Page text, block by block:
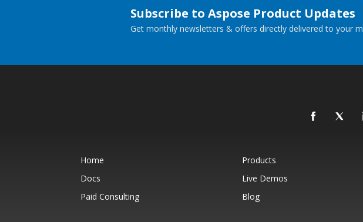
Subscribe to Aspose Product Updates
Get monthly newsletters & offers directly delivered to your
Home Products
Docs
Live Demos
Paid Consulting
Blog